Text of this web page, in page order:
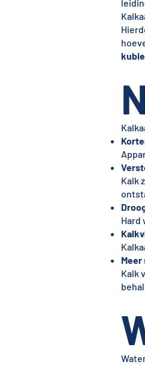
Kalk
Hard
Kalk